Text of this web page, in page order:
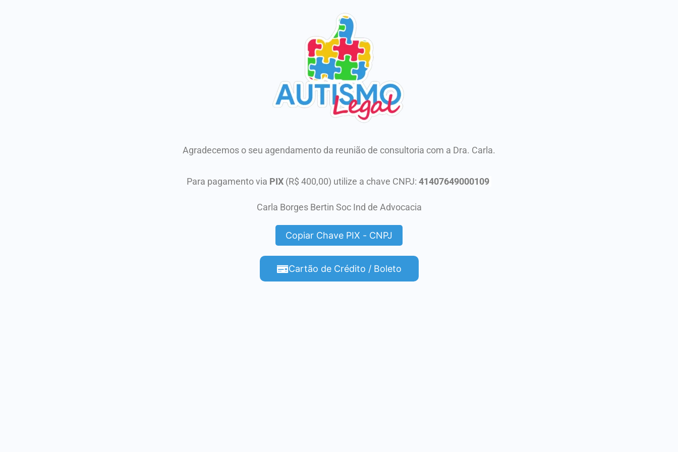
Agradecemos o seu agendamento da reunião de consultoria com a Dra. Carla.
Para pagamento via PIX (R$ 400,00) utilize a chave CNPJ: 41407649000109
Carla Borges Bertin Soc Ind de Advocacia
Copiar Chave PIX - CNPJ
Cartão de Crédito / Boleto